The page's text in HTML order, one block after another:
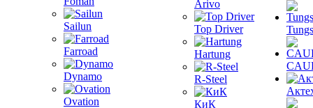
Sailun
Farroad
Dynamo
Ovation
Arivo
Top Driver
Hartung
R-Steel
КиК